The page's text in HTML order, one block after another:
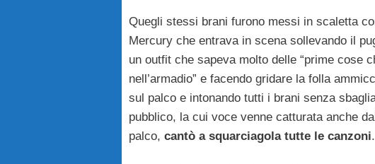
Quegli stessi brani furono messi in scaletta
Mercury che entrava in scena sollevando il
un outfit che sapeva molto delle “prime cose
nell’armadio” e facendo gridare la folla
sul palco e intonando tutti i brani senza
pubblico, la cui voce venne catturata anche
palco, cantò a squarciagola tutte le canzoni.